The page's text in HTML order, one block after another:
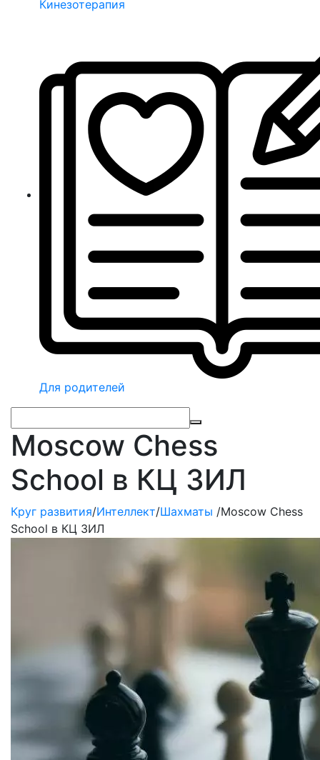
Кинезотерапия
Для родителей
Moscow Chess
School в КЦ ЗИЛ
Круг развития/Интеллект/Шахматы /Moscow Chess
School в КЦ ЗИЛ